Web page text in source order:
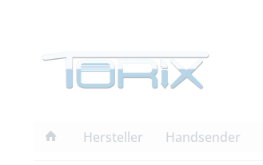
Hersteller Handsender